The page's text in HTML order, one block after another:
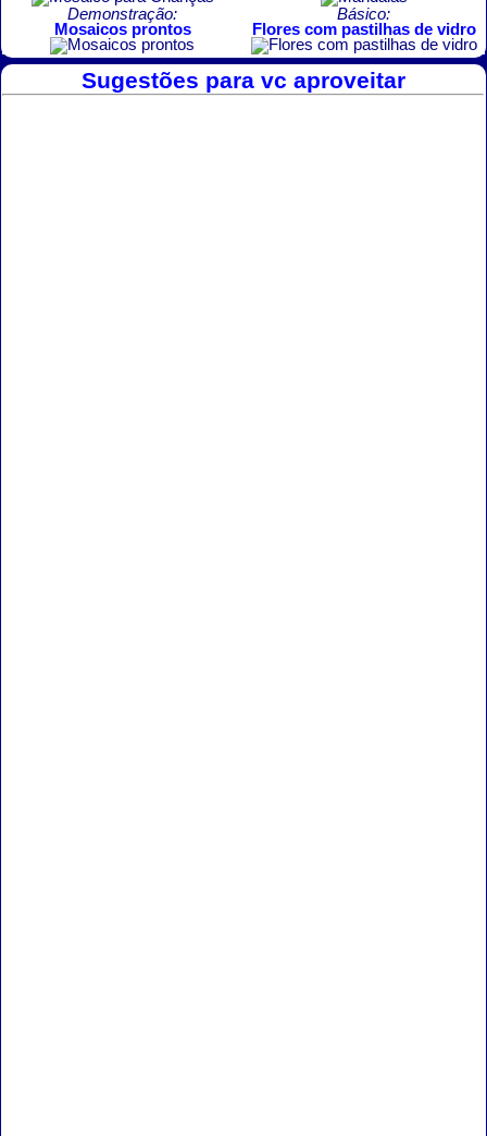
Demonstração:
Mosaicos prontos
Básico:
Flores com pastilhas de vidro
Sugestões para vc aproveitar